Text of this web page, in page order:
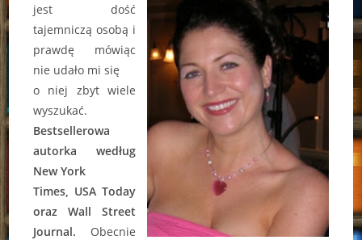
jest dość
tajemniczą osobą i
prawdę mówiąc
nie udało mi się
o niej zbyt wiele
wyszukać.
Bestsellerowa
autorka według
New York
Times, USA Today
oraz Wall Street
Journal. Obecnie